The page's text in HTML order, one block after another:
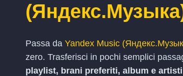
Passa da Yandex Music
zero. Trasferisci in pochi semplici
playlist, brani preferiti, album e artisti